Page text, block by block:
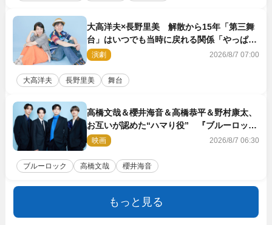
大高洋夫×長野里美 解散から15年「第三舞
台」はいつでも当時に戻れる関係「やっぱり
他の方たちとは違います」
演劇 2026/8/7 07:00
大高洋夫 長野里美 舞台
高橋文哉＆櫻井海音＆高橋恭平＆野村康太、
お互いが認めた“ハマり役” 『ブルーロッ
ク』で築いた最高のチームワーク
映画 2026/8/7 06:30
ブルーロック 高橋文哉 櫻井海音
もっと見る